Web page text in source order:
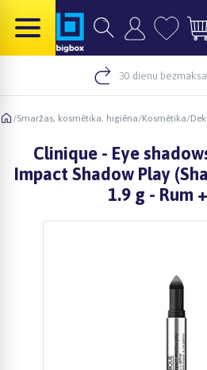
30 dienu
/Smaržas, kosmētika, higiēna/Kosmētika/
Clinique - Eye
Impact Shadow Play
1.9 g - Rum